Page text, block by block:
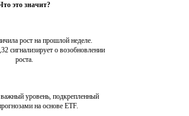
это значит?
рост на прошлой неделе.
сигнализирует о возобновлении
роста.
уровень, подкрепленный
на основе ETF.